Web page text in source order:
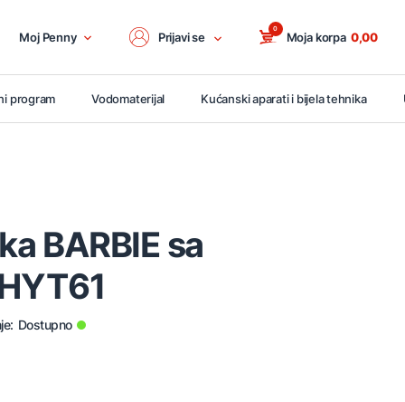
Moj Penny Prijavi se Moja korpa
0
0,00
program Vodomaterijal Kućanski aparati i bijela tehnika
BARBIE sa
Dostupno